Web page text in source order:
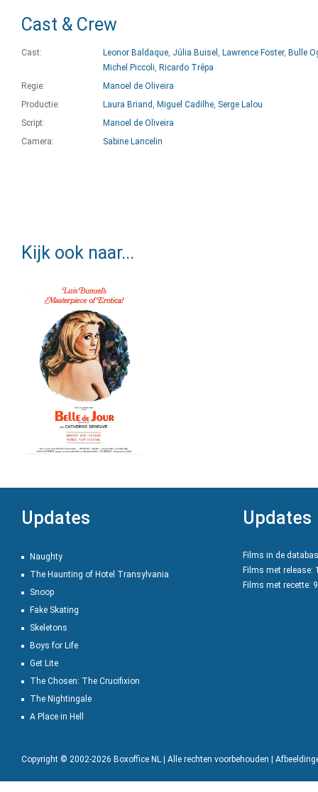
Cast & Crew
Cast: Leonor Baldaque, Júlia Buisel , Lawrence Foster, Bulle
Michel Piccoli, Ricardo Trêpa
Regie:
Manoel de Oliveira
Productie:
Laura Briand , Miguel Cadilhe, Serge Lalou
Script:
Manoel de Oliveira
Camera:
Sabine Lancelin
Kijk ook naar...
Updates
Naughty
The Haunting of Hotel Transylvania
Snoop
Fake Skating
Skeletons
Boys for Life
Get Lite
The Chosen: The Crucifixion
The Nightingale
A Place in Hell
Updates
Films in de
Films met release:
Films met recette:
Copyright © 2002-2026 Boxoffice NL | Alle rechten voorbehouden |